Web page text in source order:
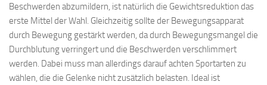
Beschwerden abzumildern, ist natürlich die Gewichtsreduktion das
erste Mittel der Wahl. Gleichzeitig sollte der Bewegungsapparat
durch Bewegung gestärkt werden, da durch Bewegungsmangel die
Durchblutung verringert und die Beschwerden verschlimmert
werden. Dabei muss man allerdings darauf achten Sportarten zu
wählen, die die Gelenke nicht zusätzlich belasten. Ideal ist